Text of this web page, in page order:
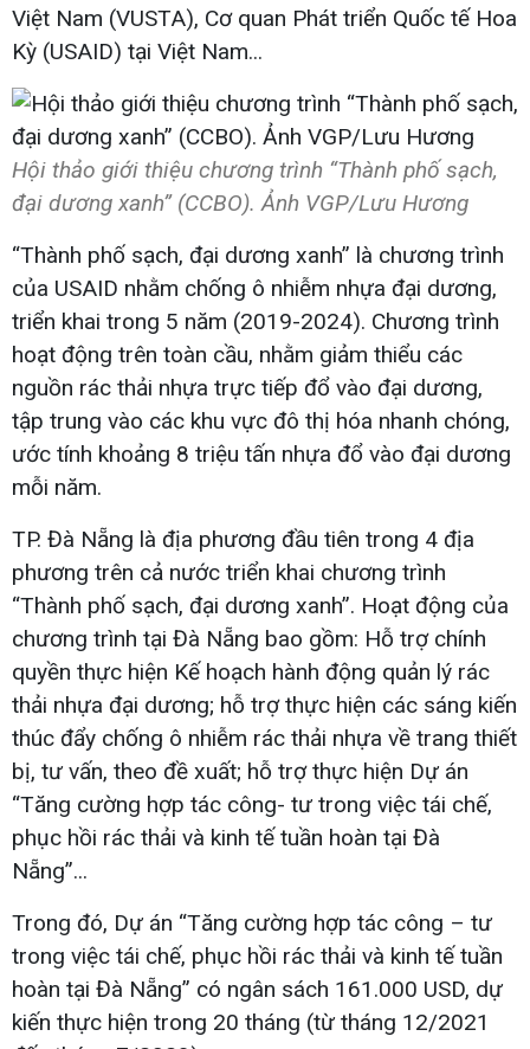
Việt Nam (VUSTA), Cơ quan Phát triển Quốc tế Hoa
Kỳ (USAID) tại Việt Nam...
Hội thảo giới thiệu chương trình “Thành phố sạch,
đại dương xanh” (CCBO). Ảnh VGP/Lưu Hương
“Thành phố sạch, đại dương xanh” là chương trình
của USAID nhằm chống ô nhiễm nhựa đại dương,
triển khai trong 5 năm (2019-2024). Chương trình
hoạt động trên toàn cầu, nhằm giảm thiểu các
nguồn rác thải nhựa trực tiếp đổ vào đại dương,
tập trung vào các khu vực đô thị hóa nhanh chóng,
ước tính khoảng 8 triệu tấn nhựa đổ vào đại dương
mỗi năm.
TP. Đà Nẵng là địa phương đầu tiên trong 4 địa
phương trên cả nước triển khai chương trình
“Thành phố sạch, đại dương xanh”. Hoạt động của
chương trình tại Đà Nẵng bao gồm: Hỗ trợ chính
quyền thực hiện Kế hoạch hành động quản lý rác
thải nhựa đại dương; hỗ trợ thực hiện các sáng kiến
thúc đẩy chống ô nhiễm rác thải nhựa về trang thiết
bị, tư vấn, theo đề xuất; hỗ trợ thực hiện Dự án
“Tăng cường hợp tác công- tư trong việc tái chế,
phục hồi rác thải và kinh tế tuần hoàn tại Đà
Nẵng”...
Trong đó, Dự án “Tăng cường hợp tác công – tư
trong việc tái chế, phục hồi rác thải và kinh tế tuần
hoàn tại Đà Nẵng” có ngân sách 161.000 USD, dự
kiến thực hiện trong 20 tháng (từ tháng 12/2021